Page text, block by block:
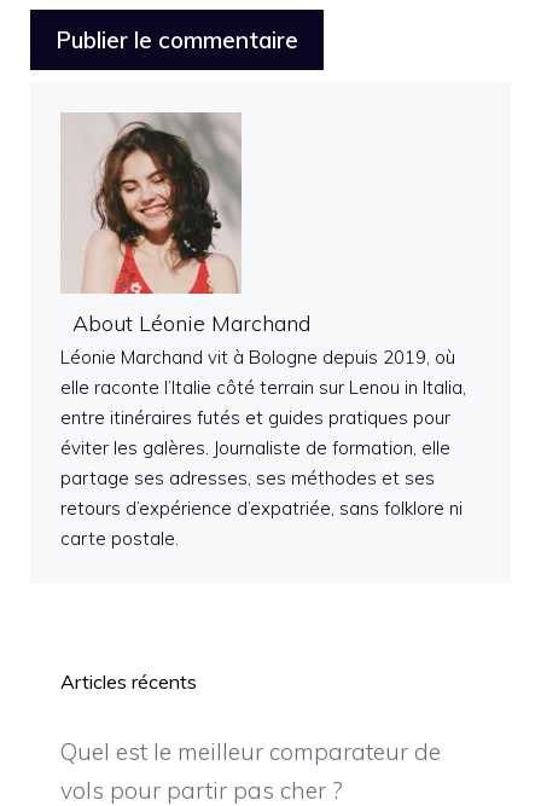
About Léonie Marchand
Léonie Marchand vit à Bologne depuis 2019, où
elle raconte l’Italie côté terrain sur Lenou in Italia,
entre itinéraires futés et guides pratiques pour
éviter les galères. Journaliste de formation, elle
partage ses adresses, ses méthodes et ses
retours d’expérience d’expatriée, sans folklore ni
carte postale.
Articles récents
Quel est le meilleur comparateur de
vols pour partir pas cher ?